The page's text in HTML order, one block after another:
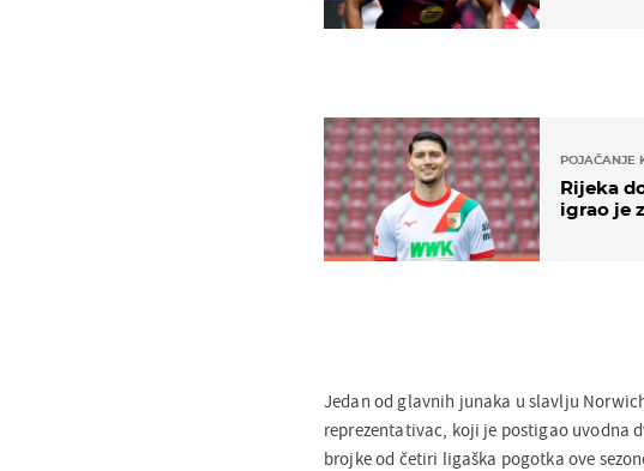
POJAČANJE
Rijeka
igrao je
Jedan od glavnih junaka u slavlju
reprezentativac, koji je postigao uvodna
brojke od četiri ligaška pogotka ove